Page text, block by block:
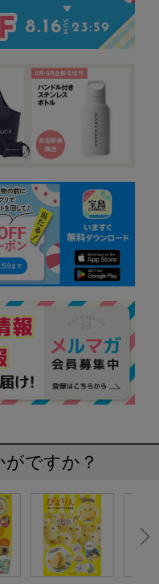
ですか？